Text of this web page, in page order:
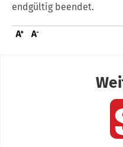
endgültig beendet.